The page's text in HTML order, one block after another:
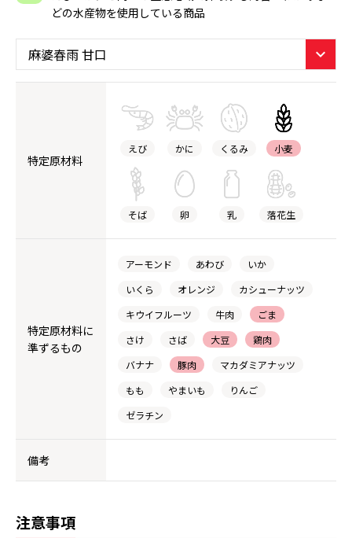
どの水産物を使用している商品
特定原材料
えび かに くるみ 小麦
そば 卵 乳 落花生
特定原材料に
準ずるもの
アーモンド あわび
いか
いくら
オレンジ
カシューナッツ
キウイフルーツ
牛肉
ごま
さけ
さば 大豆
鶏肉
バナナ
豚肉
マカダミアナッツ
もも
やまいも
りんご
ゼラチン
備考
注意事項